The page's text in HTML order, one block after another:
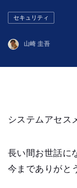
セキュリティ
山崎 圭吾
システムアセス
長い間お世話に
今までありがと